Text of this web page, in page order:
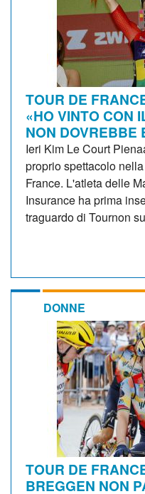
TOUR DE
«HO VINTO CON
NON DOVREBBE
Ieri Kim Le Court
proprio spettacolo
France. L'atleta delle
Insurance ha prima
traguardo di Tournon
DONNE
TOUR DE
BREGGEN NON